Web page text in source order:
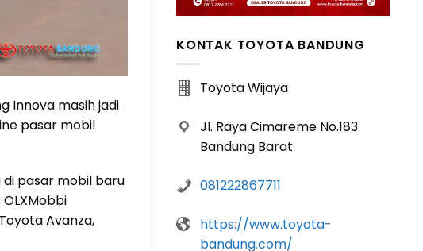
Innova masih jadi
pasar mobil
pasar mobil baru
Avanza,
KONTAK TOYOTA BANDUNG
Toyota Wijaya
Jl. Raya Cimareme No.183
Bandung Barat
081222867711
https://www.toyota-
bandung.com/